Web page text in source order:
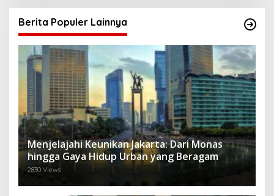
Berita Populer Lainnya
Menjelajahi Keunikan Jakarta: Dari Monas
hingga Gaya Hidup Urban yang Beragam
2830 Views